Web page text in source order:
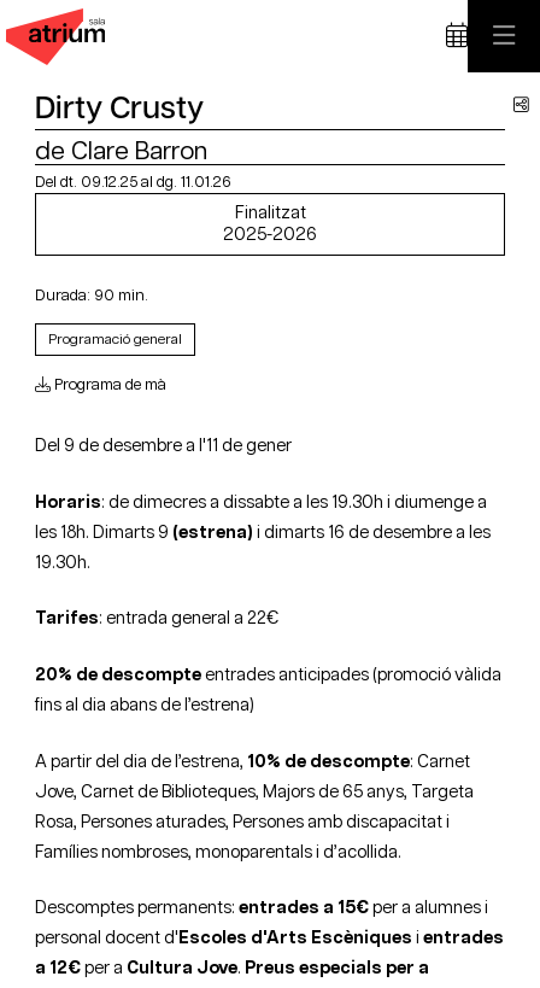
Dirty Crusty
de Clare Barron
Del dt. 09.12.25 al dg. 11.01.26
Finalitzat
2025-2026
Durada: 90 min.
Programació general
Programa de mà
Del 9 de desembre a l'11 de gener
Horaris: de dimecres a dissabte a les 19.30h i diumenge a
les 18h. Dimarts 9 (estrena) i dimarts 16 de desembre a les
19.30h.
Tarifes: entrada general a 22€
20% de descompte entrades anticipades (promoció vàlida
fins al dia abans de l’estrena)
A partir del dia de l’estrena, 10% de descompte: Carnet
Jove, Carnet de Biblioteques, Majors de 65 anys, Targeta
Rosa, Persones aturades, Persones amb discapacitat i
Famílies nombroses, monoparentals i d’acollida.
Descomptes permanents: entrades a 15€ per a alumnes i
personal docent d' Escoles d'Arts Escèniques i entrades
a 12€ per a Cultura Jove. Preus especials per a